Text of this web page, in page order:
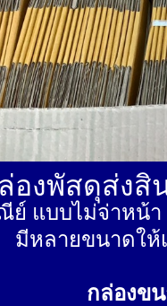
องพัสดุส่ง
ย์ แบบไม่จ่าหน้
มีหลายขนาดให้
กล่องขน